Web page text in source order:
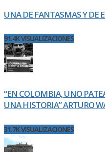
UNA DE FANTASMAS Y DE
91.4K VISUALIZACIONES
“EN COLOMBIA, UNO
UNA HISTORIA” ARTURO
31.7K VISUALIZACIONES